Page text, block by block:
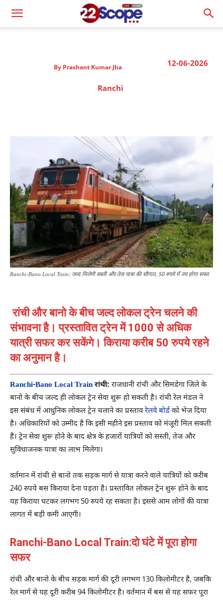
12-06-2026
By Prashant Kumar Jha
Ranchi
Ranchi-Bano Local Train: जल्द मिलेगी सस्ती और तेज यात्रा की सौगात, 50 रुपये में तय होगा सफर
रांची और बानो के बीच जल्द लोकल ट्रेन चलने की
संभावना है। प्रस्तावित ट्रेन में 1000 से अधिक
यात्री सफर कर सकेंगे। किराया करीब 50 रुपये रहने
का अनुमान है।
Ranchi-Bano Local Train रांची: राजधानी रांची और सिमडेगा जिले के
बानो के बीच जल्द ही लोकल ट्रेन सेवा शुरू हो सकती है। रांची रेल मंडल ने
इस संबंध में आधुनिक लोकल ट्रेन चलाने का प्रस्तावरेलवे बोर्ड को भेज दिया
है। अधिकारियों को उम्मीद है कि इसी महीने इस प्रस्ताव को मंजूरी मिल सकती
है। ट्रेन सेवा शुरू होने के बाद क्षेत्र के हजारों यात्रियों को सस्ती, तेज और
सुविधाजनक यात्रा का लाभ मिलेगा।
वर्तमान में रांची से बानो तक सड़क मार्ग से यात्रा करने वाले यात्रियों को करीब
240 रुपये बस किराया देना पड़ता है। प्रस्तावित लोकल ट्रेन शुरू होने के बाद
यह किराया घटकर लगभग 50 रुपये रह सकता है। इससे आम लोगों की यात्रा
लागत में बड़ी कमी आएगी।
Ranchi-Bano Local Train:दो घंटे में पूरा होगा
सफर
रांची और बानो के बीच सड़क मार्ग की दूरी लगभग 130 किलोमीटर है, जबकि
रेल मार्ग से यह दूरी करीब 94 किलोमीटर है। वर्तमान में बस से यह सफर पूरा